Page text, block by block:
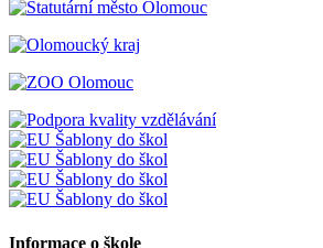
Informace o škole